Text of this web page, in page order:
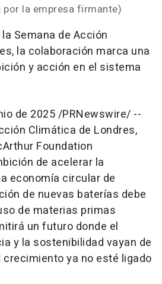
la empresa firmante)
Semana de Acción
la colaboración marca una
y acción en el sistema
de 2025/PRNewswire/ --
Climática de Londres,
Foundation
de acelerar la
economía circular de
de nuevas baterías debe
de materias primas
un futuro donde el
y la sostenibilidad vayan de
crecimiento ya no esté ligado